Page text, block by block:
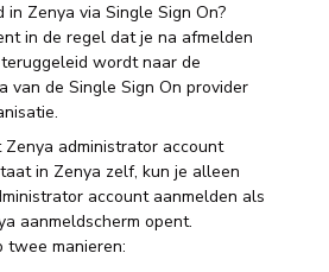
in Zenya via Single Sign On?
in de regel dat je na afmelden
wordt naar de
van de Single Sign On provider
Zenya administrator account
in Zenya zelf, kun je alleen
account aanmelden als
aanmeldscherm opent.
twee manieren: